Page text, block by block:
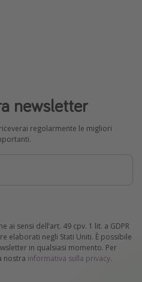
newsletter
regolarmente le migliori
ai sensi dell’art. 49 cpv. 1 lit. a GDPR
elaborati negli Stati Uniti. È possibile
in qualsiasi momento. Per
nostra informativa sulla privacy.